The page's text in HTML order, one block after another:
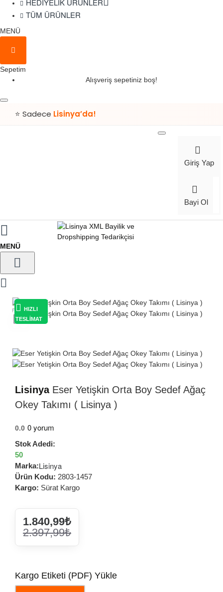
HEDIYELIK ÜRÜNLER
TÜM ÜRÜNLER
MENÜ
Sepetim
Alışveriş sepetiniz boş!
SadeceLisinya’da!
Giriş Yap
Bayi Ol
HIZLI
TESLİMAT
LisinyaEser Yetişkin Orta Boy Sedef Ağaç
Okey Takımı ( Lisinya )
0.0 0 yorum
Stok Adedi:
50
Marka:Lisinya
Ürün Kodu: 2803-1457
Kargo: Sürat Kargo
1.840,99₺
2.397,99₺
Kargo Etiketi (PDF) Yükle